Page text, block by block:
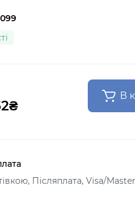
В
Післяплата, Visa/